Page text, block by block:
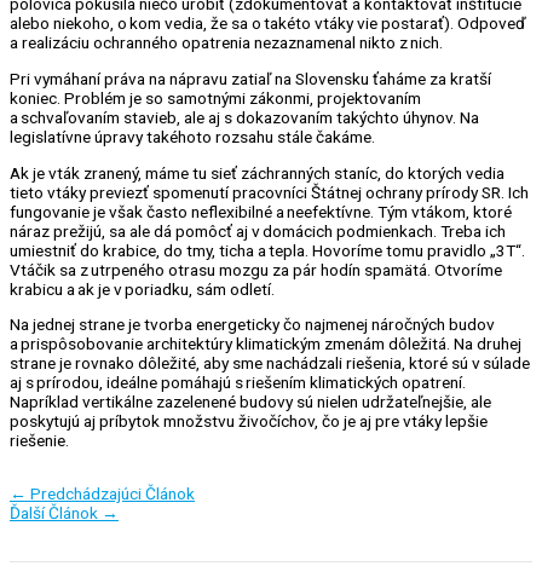
polovica pokúsila niečo urobiť (zdokumentovať a kontaktovať inštitúcie
alebo niekoho, o kom vedia, že sa o takéto vtáky vie postarať). Odpoveď
a realizáciu ochranného opatrenia nezaznamenal nikto z nich.
Pri vymáhaní práva na nápravu zatiaľ na Slovensku ťaháme za kratší
koniec. Problém je so samotnými zákonmi, projektovaním
a schvaľovaním stavieb, ale aj s dokazovaním takýchto úhynov. Na
legislatívne úpravy takéhoto rozsahu stále čakáme.
Ak je vták zranený, máme tu sieť záchranných staníc, do ktorých vedia
tieto vtáky previezť spomenutí pracovníci Štátnej ochrany prírody SR. Ich
fungovanie je však často neflexibilné a neefektívne. Tým vtákom, ktoré
náraz prežijú, sa ale dá pomôcť aj v domácich podmienkach. Treba ich
umiestniť do krabice, do tmy, ticha a tepla. Hovoríme tomu pravidlo „3T“.
Vtáčik sa z utrpeného otrasu mozgu za pár hodín spamätá. Otvoríme
krabicu a ak je v poriadku, sám odletí.
Na jednej strane je tvorba energeticky čo najmenej náročných budov
a prispôsobovanie architektúry klimatickým zmenám dôležitá. Na druhej
strane je rovnako dôležité, aby sme nachádzali riešenia, ktoré sú v súlade
aj s prírodou, ideálne pomáhajú s riešením klimatických opatrení.
Napríklad vertikálne zazelenené budovy sú nielen udržateľnejšie, ale
poskytujú aj príbytok množstvu živočíchov, čo je aj pre vtáky lepšie
riešenie.
← Predchádzajúci Článok
Ďalší Článok →